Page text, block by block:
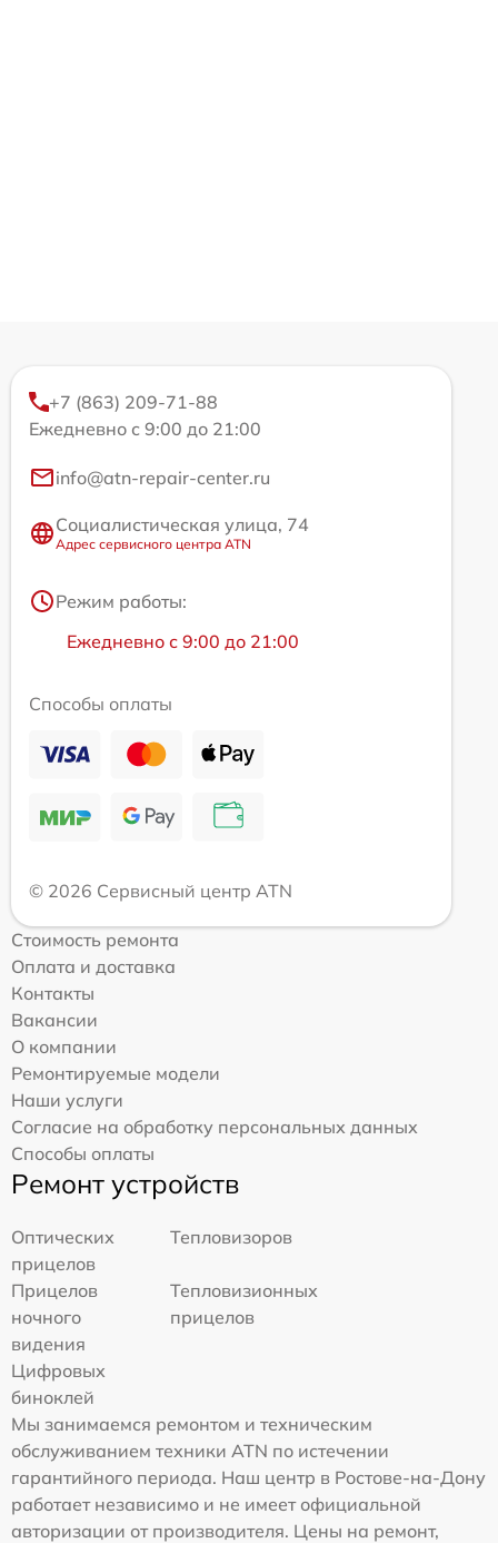
+7 (863) 209-71-88
Ежедневно с 9:00 до 21:00
info@atn-repair-center.ru
Социалистическая улица, 74
Адрес сервисного центра ATN
Режим работы:
Ежедневно с 9:00 до 21:00
Способы оплаты
© 2026 Сервисный центр ATN
Стоимость ремонта
Оплата и доставка
Контакты
Вакансии
О компании
Ремонтируемые модели
Наши услуги
Согласие на обработку персональных данных
Способы оплаты
Ремонт устройств
Оптических
прицелов
Тепловизоров
Прицелов
ночного
видения
Тепловизионных
прицелов
Цифровых
биноклей
Мы занимаемся ремонтом и техническим
обслуживанием техники ATN по истечении
гарантийного периода. Наш центр в Ростове-на-Дону
работает независимо и не имеет официальной
авторизации от производителя. Цены на ремонт,